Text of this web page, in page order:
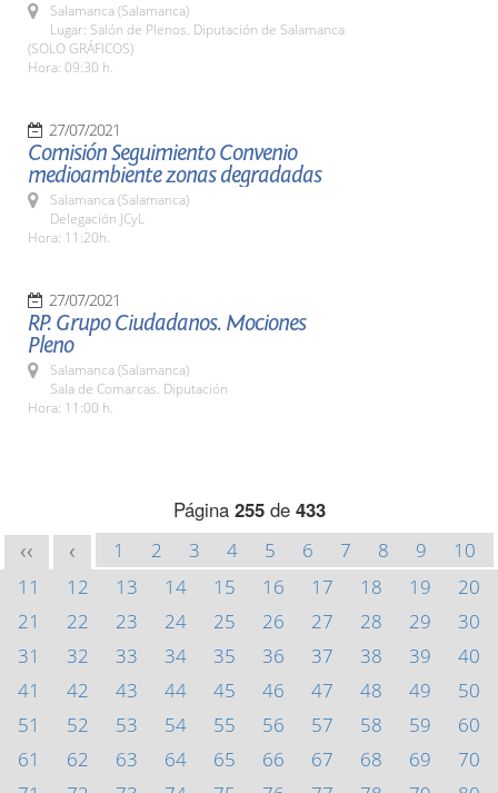
Salamanca (Salamanca)
Lugar: Salón de Plenos. Diputación de Salamanca
(SOLO GRÁFICOS)
Hora: 09:30 h.
27/07/2021
Comisión Seguimiento Convenio
medioambiente zonas degradadas
Salamanca (Salamanca)
Delegación JCyL
Hora: 11:20h.
27/07/2021
RP. Grupo Ciudadanos. Mociones
Pleno
Salamanca (Salamanca)
Sala de Comarcas. Diputación
Hora: 11:00 h.
Página 255de 433
<< < 1 2 3 4 5 6 7 8 9
10
11
12 13 14 15 16 17 18 19
20
21
22 23 24 25 26 27 28 29
30
31
32 33 34 35 36 37 38 39
40
41
42 43 44 45 46 47 48 49
50
51
52 53 54 55 56 57 58 59
60
61
62 63 64 65 66 67 68 69
70